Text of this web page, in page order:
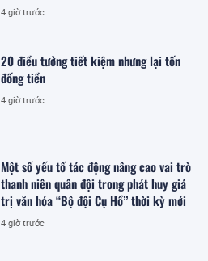
4 giờ trước
20 điều tưởng tiết kiệm nhưng lại tốn
đống tiền
4 giờ trước
Một số yếu tố tác động nâng cao vai trò
thanh niên quân đội trong phát huy giá
trị văn hóa “Bộ đội Cụ Hồ” thời kỳ mới
4 giờ trước